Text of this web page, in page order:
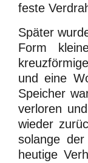
feste
Später
Form
und eine
Speicher
verloren
wieder
solange
heutige